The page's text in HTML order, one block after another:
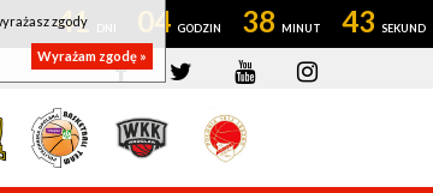
41 04 38 42
zgody
Wyrażam zgodę »